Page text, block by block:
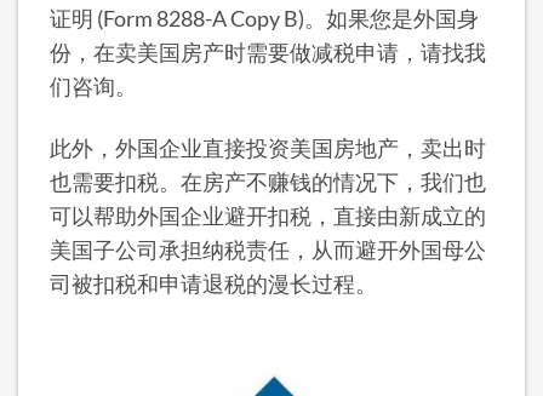
证明 (Form 8288-A Copy B)。如果您是外国身
份，在卖美国房产时需要做减税申请，请找我
们咨询。
此外，外国企业直接投资美国房地产，卖出时
也需要扣税。在房产不赚钱的情况下，我们也
可以帮助外国企业避开扣税，直接由新成立的
美国子公司承担纳税责任，从而避开外国母公
司被扣税和申请退税的漫长过程。​​